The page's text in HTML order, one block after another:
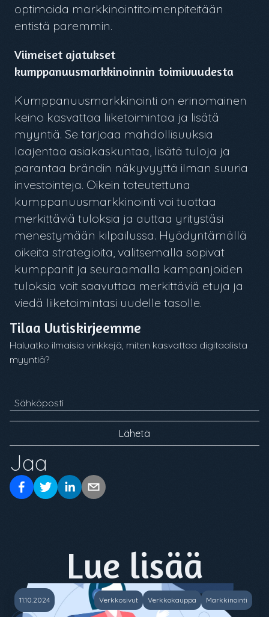
optimoida markkinointitoimenpiteitään
entistä paremmin.
Viimeiset ajatukset
kumppanuusmarkkinoinnin toimivuudesta
Kumppanuusmarkkinointi on erinomainen
keino kasvattaa liiketoimintaa ja lisätä
myyntiä. Se tarjoaa mahdollisuuksia
laajentaa asiakaskuntaa, lisätä tuloja ja
parantaa brändin näkyvyyttä ilman suuria
investointeja. Oikein toteutettuna
kumppanuusmarkkinointi voi tuottaa
merkittäviä tuloksia ja auttaa yritystäsi
menestymään kilpailussa. Hyödyntämällä
oikeita strategioita, valitsemalla sopivat
kumppanit ja seuraamalla kampanjoiden
tuloksia voit saavuttaa merkittäviä etuja ja
viedä liiketoimintasi uudelle tasolle.
Tilaa Uutiskirjeemme
Haluatko ilmaisia vinkkejä, miten kasvattaa digitaalista
myyntiä?
Sähköposti
Lähetä
Jaa
Lue lisää
11.10.2024 Verkkosivut Verkkokauppa Markkinointi